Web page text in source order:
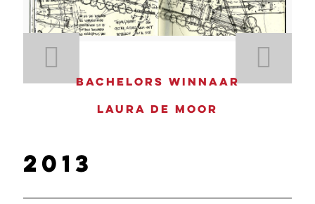
Bachelors winnaar
Laura De Moor
2013